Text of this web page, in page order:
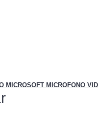
MICROSOFT MICROFONO